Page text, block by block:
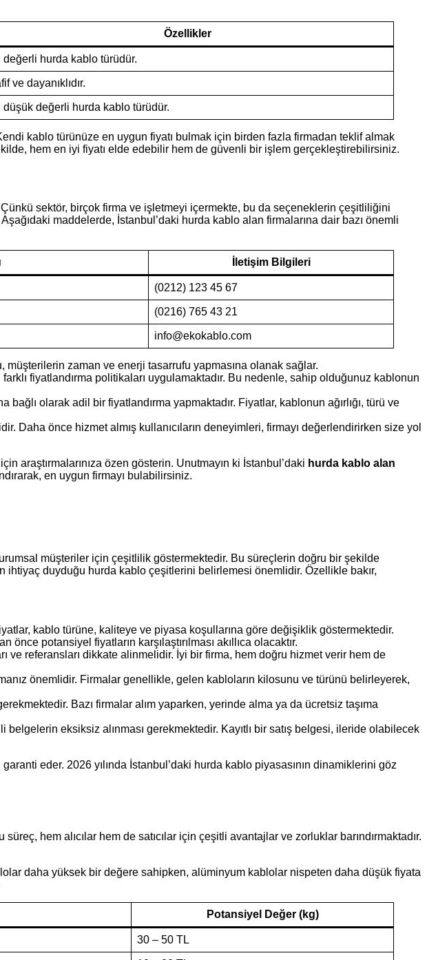
Özellikler
değerli hurda kablo türüdür.
ve dayanıklıdır.
düşük değerli hurda kablo türüdür.
kablo türünüze en uygun fiyatı bulmak için birden fazla firmadan teklif almak
hem en iyi fiyatı elde edebilir hem de güvenli bir işlem gerçekleştirebilirsiniz.
sektör, birçok firma ve işletmeyi içermekte, bu da seçeneklerin çeşitliliğini
maddelerde, İstanbul’daki hurda kablo alan firmalarına dair bazı önemli
İletişim Bilgileri
(0212) 123 45 67
(0216) 765 43 21
info@ekokablo.com
zaman ve enerji tasarrufu yapmasına olanak sağlar.
fiyatlandırma politikaları uygulamaktadır. Bu nedenle, sahip olduğunuz kablonun
olarak adil bir fiyatlandırma yapmaktadır. Fiyatlar, kablonun ağırlığı, türü ve
Daha önce hizmet almış kullanıcıların deneyimleri, firmayı değerlendirirken size yol
araştırmalarınıza özen gösterin. Unutmayın ki İstanbul’daki hurda kablo alan
en uygun firmayı bulabilirsiniz.
müşteriler için çeşitlilik göstermektedir. Bu süreçlerin doğru bir şekilde
ihtiyaç duyduğu hurda kablo çeşitlerini belirlemesi önemlidir. Özellikle bakır,
kablo türüne, kaliteye ve piyasa koşullarına göre değişiklik göstermektedir.
potansiyel fiyatların karşılaştırılması akıllıca olacaktır.
ve referansları dikkate alinmelidir. İyi bir firma, hem doğru hizmet verir hem de
önemlidir. Firmalar genellikle, gelen kabloların kilosunu ve türünü belirleyerek,
Bazı firmalar alım yaparken, yerinde alma ya da ücretsiz taşıma
eksiksiz alınması gerekmektedir. Kayıtlı bir satış belgesi, ileride olabilecek
eder. 2026 yılında İstanbul’daki hurda kablo piyasasının dinamiklerini göz
hem alıcılar hem de satıcılar için çeşitli avantajlar ve zorluklar barındırmaktadır.
daha yüksek bir değere sahipken, alüminyum kablolar nispeten daha düşük fiyata
Potansiyel Değer (kg)
30 – 50 TL